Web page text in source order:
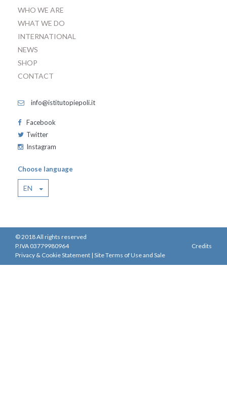
WHO WE ARE
WHAT WE DO
INTERNATIONAL
NEWS
SHOP
CONTACT
info@istitutopiepoli.it
Facebook
Twitter
Instagram
Choose language
EN
© 2018 All rights reserved
P.IVA 03779980964
Privacy & Cookie Statement | Site Terms of Use and Sale
Credits